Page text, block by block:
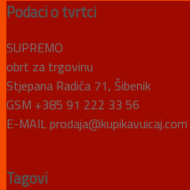
Podaci o tvrtci
SUPREMO
obrt za trgovinu
Stjepana Radića 71, Šibenik
GSM +385 91 222 33 56
E-MAIL prodaja@kupikavuicaj.com
Tagovi